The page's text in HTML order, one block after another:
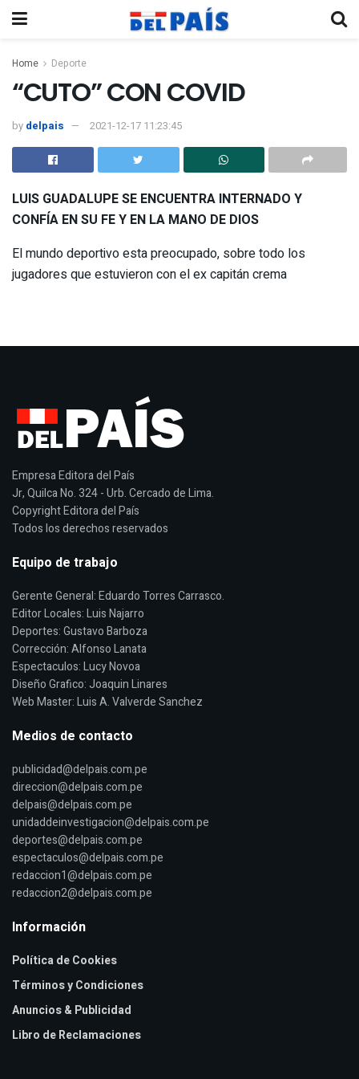
Home Deporte
“CUTO” CON COVID
by delpais 2021-12-17 11:23:45
LUIS GUADALUPE SE ENCUENTRA INTERNADO Y
CONFÍA EN SU FE Y EN LA MANO DE DIOS
El mundo deportivo esta preocupado, sobre todo los
jugadores que estuvieron con el ex capitán crema
Empresa Editora del País
Jr, Quilca No. 324 - Urb. Cercado de Lima.
Copyright Editora del País
Todos los derechos reservados
Equipo de trabajo
Gerente General: Eduardo Torres Carrasco.
Editor Locales: Luis Najarro
Deportes: Gustavo Barboza
Corrección: Alfonso Lanata
Espectaculos: Lucy Novoa
Diseño Grafico: Joaquin Linares
Web Master: Luis A. Valverde Sanchez
Medios de contacto
publicidad@delpais.com.pe
direccion@delpais.com.pe
delpais@delpais.com.pe
unidaddeinvestigacion@delpais.com.pe
deportes@delpais.com.pe
espectaculos@delpais.com.pe
redaccion1@delpais.com.pe
redaccion2@delpais.com.pe
Información
Política de Cookies
Términos y Condiciones
Anuncios & Publicidad
Libro de Reclamaciones